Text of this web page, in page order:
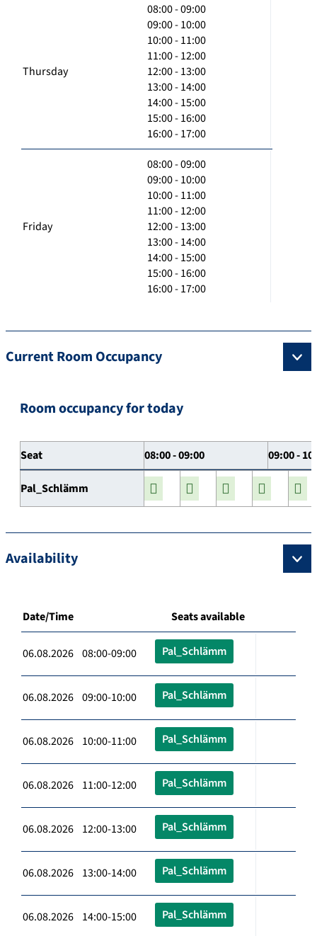
Thursday
08:00 - 09:00
09:00 - 10:00
10:00 - 11:00
11:00 - 12:00
12:00 - 13:00
13:00 - 14:00
14:00 - 15:00
15:00 - 16:00
16:00 - 17:00
Friday
08:00 - 09:00
09:00 - 10:00
10:00 - 11:00
11:00 - 12:00
12:00 - 13:00
13:00 - 14:00
14:00 - 15:00
15:00 - 16:00
16:00 - 17:00
Current Room Occupancy
Room occupancy for today
Seat 08:00 - 09:00 09:00 -
Pal_Schlämm
Availability
Date/Time Seats available
06.08.2026 08:00-09:00 Pal_Schlämm
06.08.2026 09:00-10:00 Pal_Schlämm
06.08.2026 10:00-11:00 Pal_Schlämm
06.08.2026 11:00-12:00 Pal_Schlämm
06.08.2026 12:00-13:00 Pal_Schlämm
06.08.2026 13:00-14:00 Pal_Schlämm
06.08.2026 14:00-15:00 Pal_Schlämm